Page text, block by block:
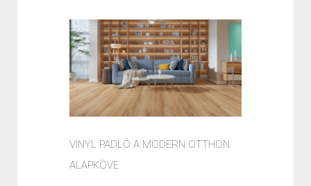
VINYL PADLÓ A MODERN OTTHON
ALAPKÖVE